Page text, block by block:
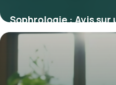
Sophrologie : Avis sur
efficace pour gérer
22 janvier 2026